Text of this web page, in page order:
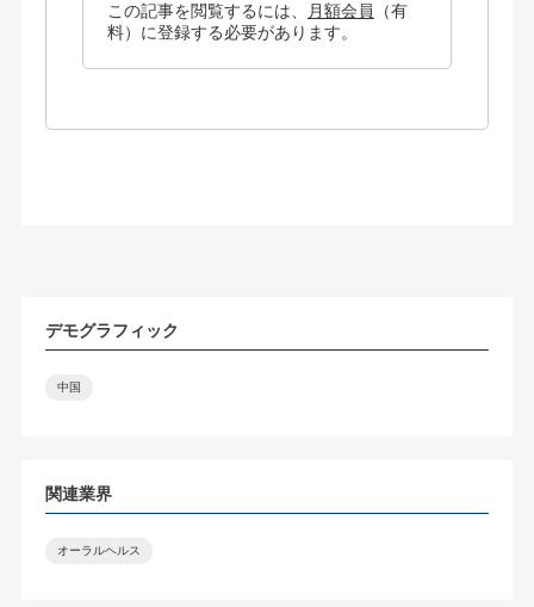
この記事を閲覧するには、 月額会員
（有
料）に登録する必要があります。
デモグラフィック
中国
関連業界
オーラルヘルス